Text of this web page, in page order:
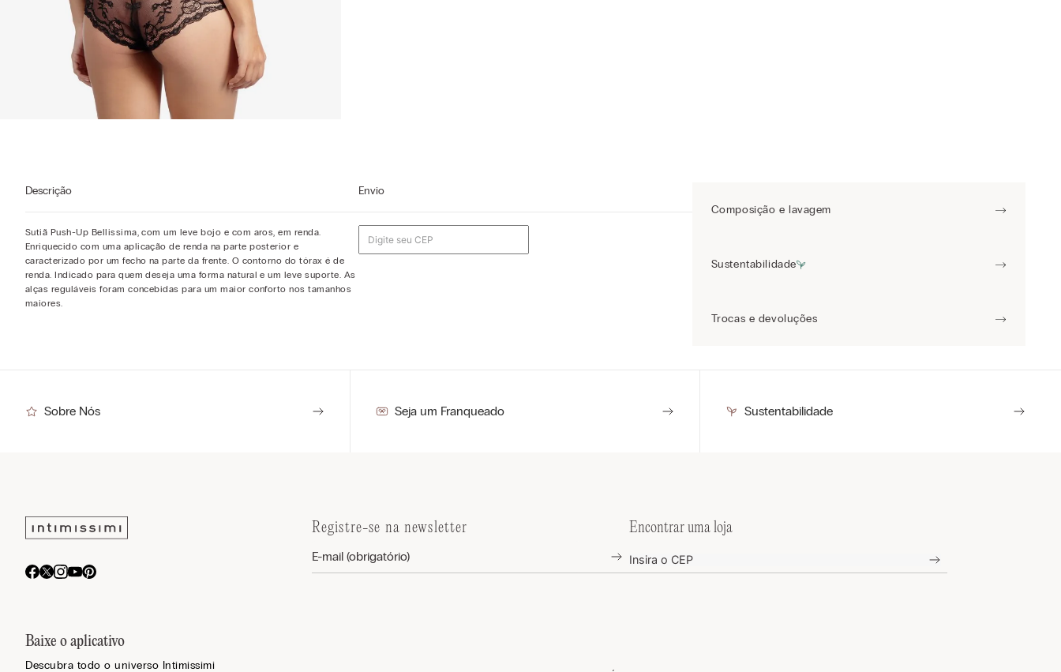
Descrição
Sutiã Push-Up Bellissima, com um leve bojo e com aros, em renda.
Enriquecido com uma aplicação de renda na parte posterior e
caracterizado por um fecho na parte da frente. O contorno do tórax é de
renda. Indicado para quem deseja uma forma natural e um leve suporte. As
alças reguláveis foram concebidas para um maior conforto nos tamanhos
maiores.
Envio
Composição e lavagem
Sustentabilidade
Trocas e devoluções
Sobre Nós Seja um Franqueado Sustentabilidade
Baixe o aplicativo
Descubra todo o universo Intimissimi
Registre-se na newsletter Encontrar uma loja